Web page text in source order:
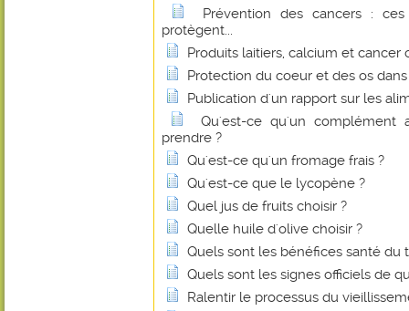
Prévention des cancers :
protègent...
Produits laitiers, calcium et cancer
Protection du coeur et des os
Publication d'un rapport sur les
Qu'est-ce qu'un complément
prendre ?
Qu'est-ce qu'un fromage frais ?
Qu'est-ce que le lycopène ?
Quel jus de fruits choisir ?
Quelle huile d'olive choisir ?
Quels sont les bénéfices santé du
Quels sont les signes officiels de
Ralentir le processus du